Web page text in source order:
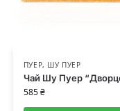
ПУЕР, ШУ ПУЕР
Чай Шу Пуер
585₴